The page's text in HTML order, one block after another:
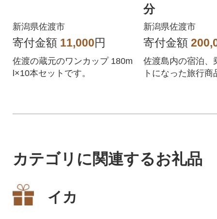
新潟県佐渡市
寄付金額 11,000円
佐渡の蔵元のワンカップ 180m
l×10本セットです。
分
新潟県佐渡市
寄付金額
佐渡島内の宿泊、
トになった旅行商
カテゴリに関連するお礼品
イカ